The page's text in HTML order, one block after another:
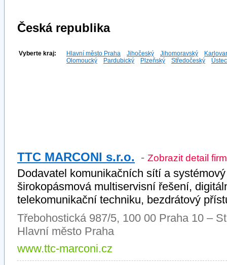
Česká republika
Vyberte kraj: Hlavní město Praha Jihočeský Jihomoravský
Olomoucký
Pardubický Plzeňský Středočeský
TTC MARCONI s.r.o. - Zobrazit detail
Dodavatel komunikačních sítí a
širokopásmová multiservisní řešení,
telekomunikační techniku, bezdrátový
Třebohostická 987/5, 100 00 Praha 10 –
Hlavní město Praha
www.ttc-marconi.cz